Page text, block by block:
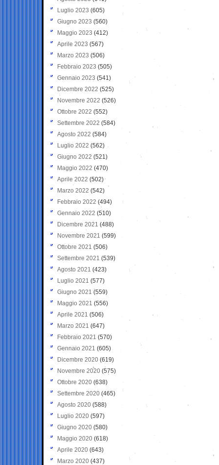
Luglio 2023 (605)
Giugno 2023 (560)
Maggio 2023 (412)
Aprile 2023 (567)
Marzo 2023 (506)
Febbraio 2023 (505)
Gennaio 2023 (541)
Dicembre 2022 (525)
Novembre 2022 (526)
Ottobre 2022 (552)
Settembre 2022 (584)
Agosto 2022 (584)
Luglio 2022 (562)
Giugno 2022 (521)
Maggio 2022 (470)
Aprile 2022 (502)
Marzo 2022 (542)
Febbraio 2022 (494)
Gennaio 2022 (510)
Dicembre 2021 (488)
Novembre 2021 (599)
Ottobre 2021 (506)
Settembre 2021 (539)
Agosto 2021 (423)
Luglio 2021 (577)
Giugno 2021(559)
Maggio 2021 (556)
Aprile 2021 (506)
Marzo 2021 (647)
Febbraio 2021 (570)
Gennaio 2021 (605)
Dicembre 2020 (619)
Novembre 2020 (575)
Ottobre 2020 (638)
Settembre 2020(465)
Agosto 2020 (588)
Luglio 2020 (597)
Giugno 2020 (580)
Maggio 2020 (618)
Aprile 2020 (643)
Marzo 2020 (437)